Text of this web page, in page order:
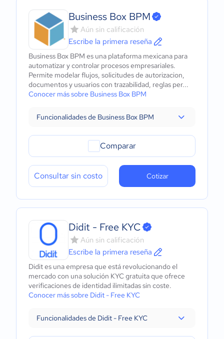
Business Box BPM
Aún sin calificación
Escribe la primera reseña
Business Box BPM es una plataforma mexicana para
automatizar y controlar procesos empresariales.
Permite modelar flujos, solicitudes de autorizacion,
documentos y usuarios con trazabilidad, reglas per...
Conocer más sobre Business Box BPM
Funcionalidades de Business Box BPM
Comparar
Consultar sin costo Cotizar
Didit - Free KYC
Aún sin calificación
Escribe la primera reseña
Didit es una empresa que está revolucionando el
mercado con una solución KYC gratuita que ofrece
verificaciones de identidad ilimitadas sin coste.
Conocer más sobre Didit - Free KYC
Funcionalidades de Didit - Free KYC